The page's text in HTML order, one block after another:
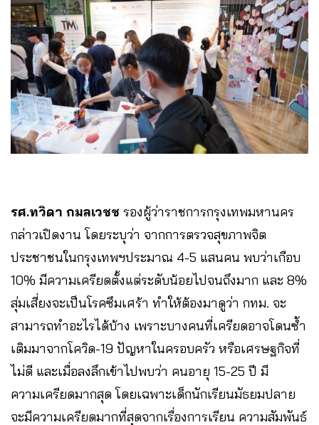
รศ.ทวิดา กมลเวชช รองผู้ว่าราชการกรุงเทพมหานคร
กล่าวเปิดงาน โดยระบุว่า จากการตรวจสุขภาพจิต
ประชาชนในกรุงเทพฯประมาณ 4-5 แสนคน พบว่าเกือบ
10% มีความเครียดตั้งแต่ระดับน้อยไปจนถึงมาก และ 8%
สุ่มเสี่ยงจะเป็นโรคซึมเศร้า ทำให้ต้องมาดูว่า กทม. จะ
สามารถทำอะไรได้บ้าง เพราะบางคนที่เครียดอาจโดนซ้ำ
เติมมาจากโควิด-19 ปัญหาในครอบครัว หรือเศรษฐกิจที่
ไม่ดี และเมื่อลงลึกเข้าไปพบว่า คนอายุ 15-25 ปี มี
ความเครียดมากสุด โดยเฉพาะเด็กนักเรียนมัธยมปลาย
จะมีความเครียดมากที่สุดจากเรื่องการเรียน ความสัมพันธ์